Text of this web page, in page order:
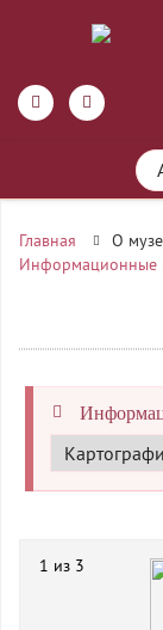
Главная О
Информационные
1 из 3